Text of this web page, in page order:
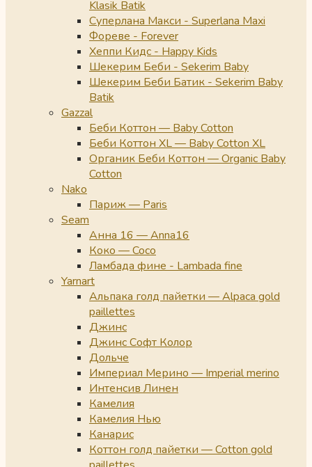
Klasik Batik
Суперлана Макси - Superlana Maxi
Фореве - Forever
Хеппи Кидс - Happy Kids
Шекерим Беби - Sekerim Baby
Шекерим Беби Батик - Sekerim Baby
Batik
Gazzal
Беби Коттон — Baby Cotton
Беби Коттон XL — Baby Cotton XL
Органик Беби Коттон — Organic Baby
Cotton
Nako
Париж — Paris
Seam
Анна 16 — Anna16
Коко — Coco
Ламбада фине - Lambada fine
Yarnart
Альпака голд пайетки — Alpaca gold
paillettes
Джинс
Джинс Софт Колор
Дольче
Империал Мерино — Imperial merino
Интенсив Линен
Камелия
Камелия Нью
Канарис
Коттон голд пайетки — Cotton gold